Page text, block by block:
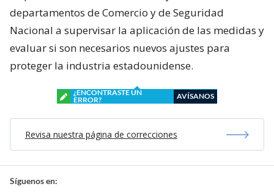
departamentos de Comercio y de Seguridad
Nacional a supervisar la aplicación de las medidas y
evaluar si son necesarios nuevos ajustes para
proteger la industria estadounidense.
¿ENCONTRASTE UN
ERROR?
AVÍSANOS
Revisa nuestra página de correcciones
Síguenos en: